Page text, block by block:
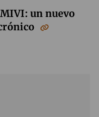
un nuevo